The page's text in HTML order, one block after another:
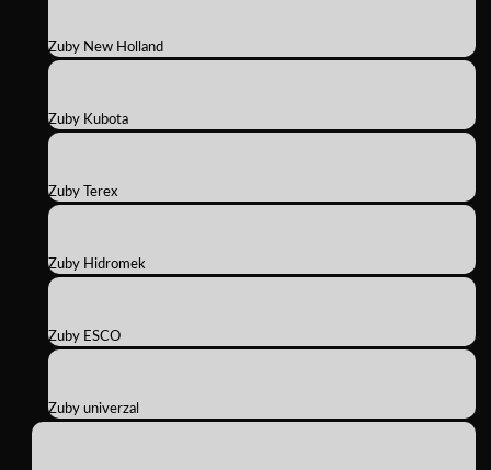
Zuby New Holland
Zuby Kubota
Zuby Terex
Zuby Hidromek
Zuby ESCO
Zuby univerzal